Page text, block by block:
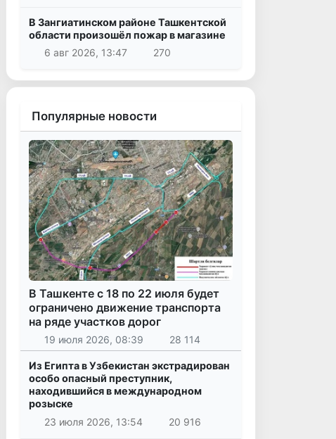
В Зангиатинском районе Ташкентской
области произошёл пожар в магазине
6 авг 2026, 13:47
270
Популярные новости
В Ташкенте с 18 по 22 июля будет
ограничено движение транспорта
на ряде участков дорог
19 июля 2026, 08:39 28 114
Из Египта в Узбекистан экстрадирован
особо опасный преступник,
находившийся в международном
розыске
23 июля 2026, 13:54
20 916